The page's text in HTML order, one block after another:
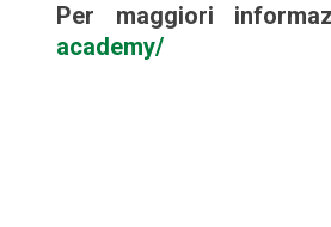
Per maggiori
academy/